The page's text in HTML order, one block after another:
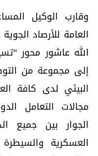
وقارب الوكيل
العامة للأرصاد
الله عاشور محور
إلى مجموعة من
البيئي لدى كافة
مجالات التعامل
الجوار بين جميع
العسكرية